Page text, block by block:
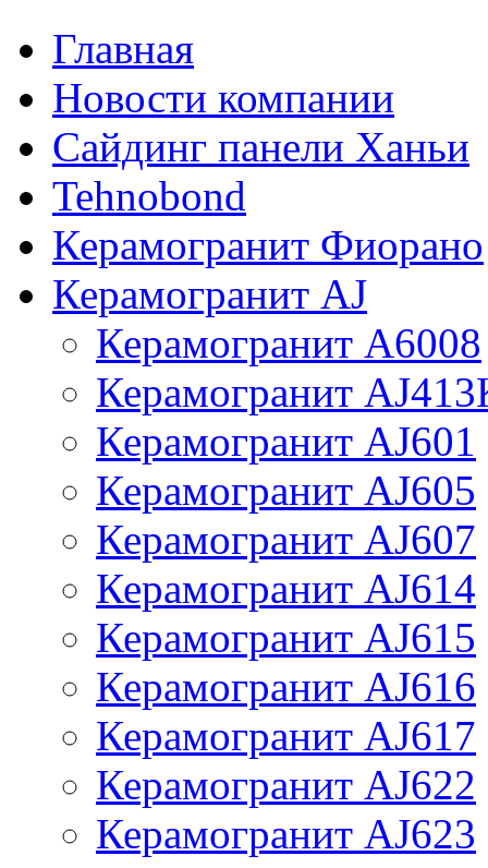
Главная
Новости компании
Сайдинг панели Ханьи
Tehnobond
Керамогранит Фиорано
Керамогранит AJ
Керамогранит A6008
Керамогранит
Керамогранит AJ601
Керамогранит AJ605
Керамогранит AJ607
Керамогранит AJ614
Керамогранит AJ615
Керамогранит AJ616
Керамогранит AJ617
Керамогранит AJ622
Керамогранит AJ623